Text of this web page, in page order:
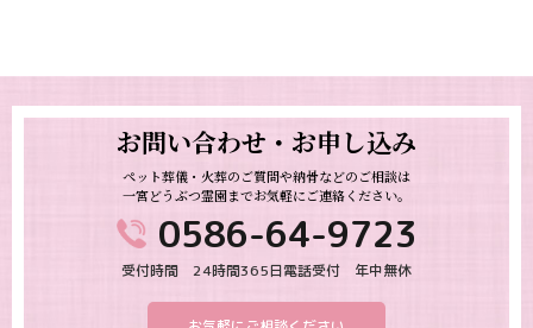
お問い合わせ・お申し込み
ペット葬儀・火葬のご質問や納骨などのご相談は
一宮どうぶつ霊園までお気軽にご連絡ください。
0586-64-9723
受付時間 24時間365日電話受付 年中無休